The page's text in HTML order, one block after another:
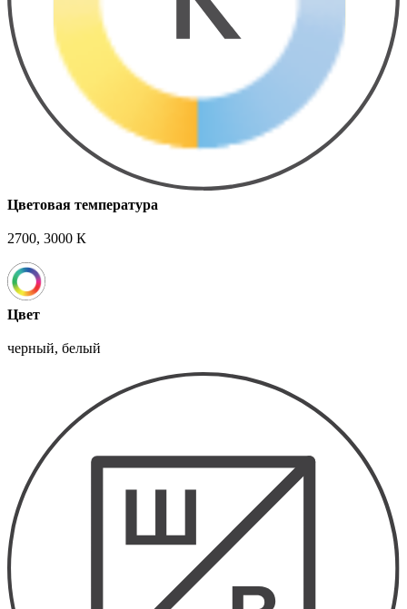
Цветовая температура
2700, 3000 К
Цвет
черный, белый